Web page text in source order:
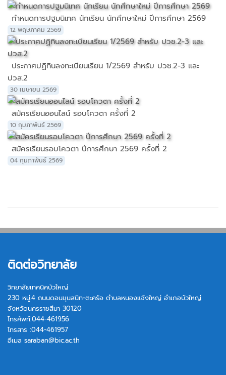
กำหนดการปฐมนิเทศ นักเรียน นักศึกษาใหม่ ปีการศึกษา 2569
12 พฤษภาคม 2569
ประกาศปฏิทินลงทะเบียนเรียน 1/2569 สำหรับ ปวช.2-3 และ
ปวส.2
30 เมษายน 2569
สมัครเรียนออนไลน์ รอบโควตา ครั้งที่ 2
10 กุมภาพันธ์ 2569
สมัครเรียนรอบโควตา ปีการศึกษา 2569 ครั้งที่ 2
04 กุมภาพันธ์ 2569
ติดต่อวิทยาลัย
วิทยาลัยเทคนิคบัวใหญ่
230 หมู่.4 ถนนดอนขุนสนิท-ตะคร้อ ตำบลหนองแจ้งใหญ่ อำเภอบัวใหญ่
จังหวัดนครราชสีมา 30120
โทรศัพท์:044-461956
โทรสาร :044-461957
อีเมล saraban@bic.ac.th